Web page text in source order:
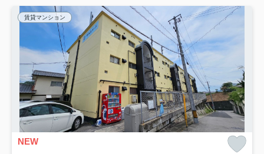
賃貸マンション
NEW